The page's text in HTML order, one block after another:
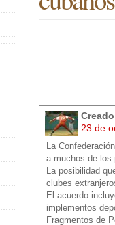
23 de
La
a muchos de los
La posibilidad
clubes
El acuerdo
implementos
Fragmentos de